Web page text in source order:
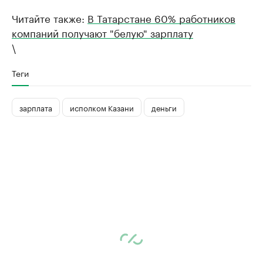
Читайте также: В Татарстане 60% работников
компаний получают "белую" зарплату
\
Теги
зарплата исполком Казани деньги